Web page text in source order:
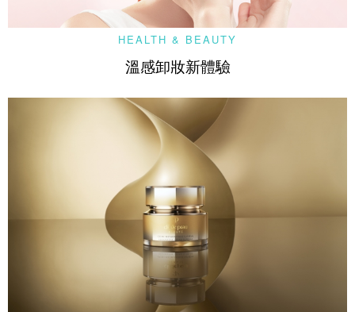
HEALTH & BEAUTY
溫感卸妝新體驗